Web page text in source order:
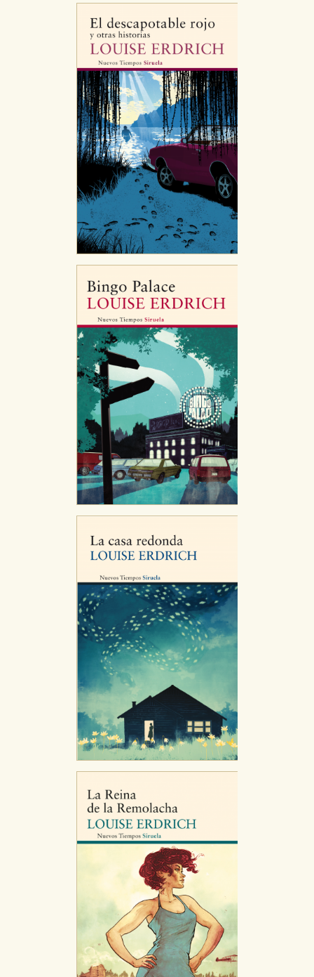
Cookies de rendimiento y analíticas
Estas cookies se utilizan para mejorar su experiencia
de navegación y optimizar el funcionamiento de
nuestro sitio web. Almacenan configuraciones de
servicios para que no tenga que reconfigurarlos cada
vez que nos visita. La información es agregada y, por lo
tanto, es anónima.
Cookies de publicidad y redes sociales
Estas cookies son gestionadas por nuestros socios
publicitarios y se utilizan para mostrar publicidad
relevante para sus intereses en otros sitios. No
almacenan directamente información personal sino
que se basan en la identificación única de su
navegador y dispositivo de internet.
GUARDAR CONFIGURACIÓN
Puede consultar nuestrapolítica de cookies